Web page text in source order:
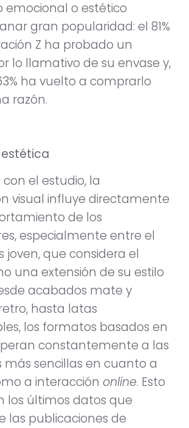
emocional o estético
gran popularidad: el 81%
Z ha probado un
lo llamativo de su envase y,
ha vuelto a comprarlo
razón.
estética
el estudio, la
visual influye directamente
de los
especialmente entre el
joven, que considera el
una extensión de su estilo
acabados mate y
hasta latas
los formatos basados en
constantemente a las
sencillas en cuanto a
a interacción online. Esto
los últimos datos que
las publicaciones de